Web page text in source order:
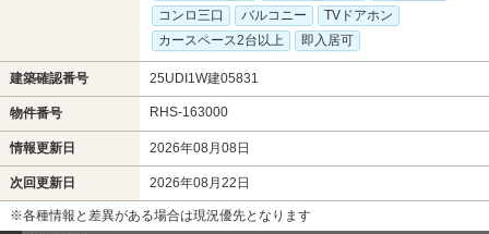
コンロ三口
バルコニー
TVドアホン
カースペース2台以上
即入居可
建築確認番号 25UDI1W建05831
物件番号 RHS-163000
情報更新日 2026年08月08日
次回更新日 2026年08月22日
※各種情報と差異がある場合は現況優先となります